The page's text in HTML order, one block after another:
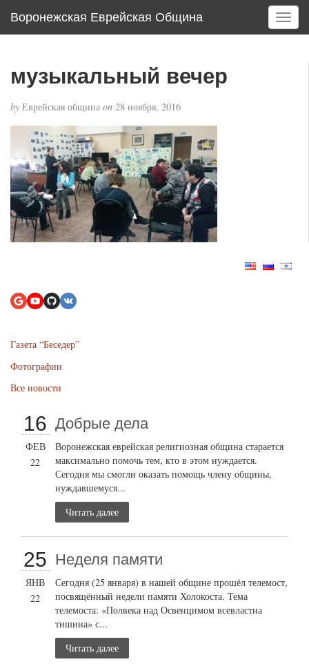
Воронежская Еврейская Община
T
o
музыкальный вечер
by Еврейская община on 28 ноября, 2016
Газета “Беседер”
Фотографии
Все новости
16
ФЕВ
22
Добрые дела
Воронежская еврейская религиозная община старается
максимально помочь тем, кто в этом нуждается.
Сегодня мы смогли оказать помощь члену общины,
нуждавшемуся...
Читать далее
25
ЯНВ
22
Неделя памяти
Сегодня (25 января) в нашей общине прошёл телемост,
посвящённый недели памяти Холокоста. Тема
телемоста: «Полвека над Освенцимом всевластна
тишина» с...
Читать далее